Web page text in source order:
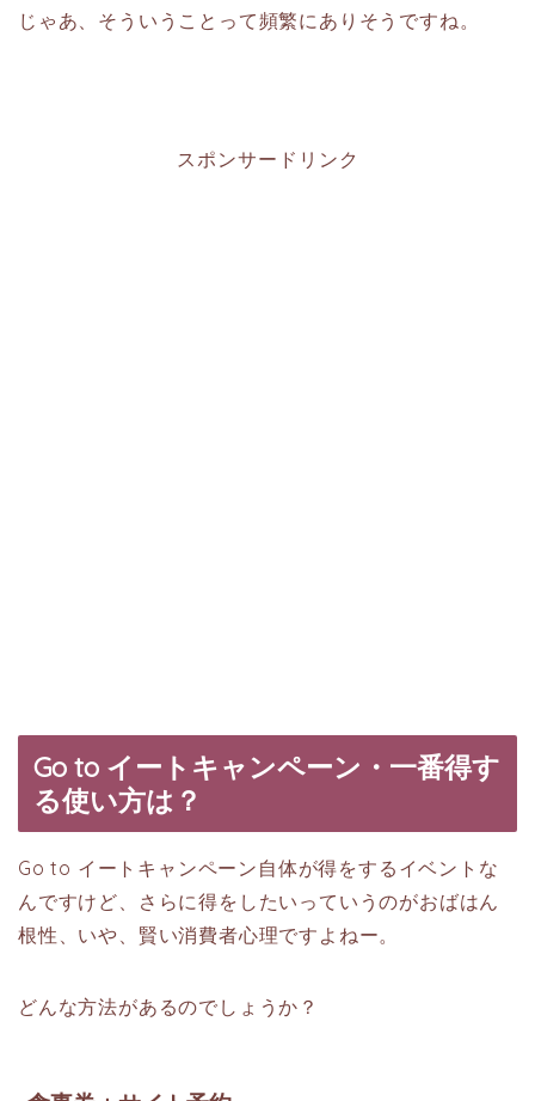
じゃあ、そういうことって頻繁にありそうですね。
スポンサードリンク
Go to イートキャンペーン・一番得す
る使い方は？
Go to イートキャンペーン自体が得をするイベントな
んですけど、さらに得をしたいっていうのがおばはん
根性、いや、賢い消費者心理ですよねー。
どんな方法があるのでしょうか？